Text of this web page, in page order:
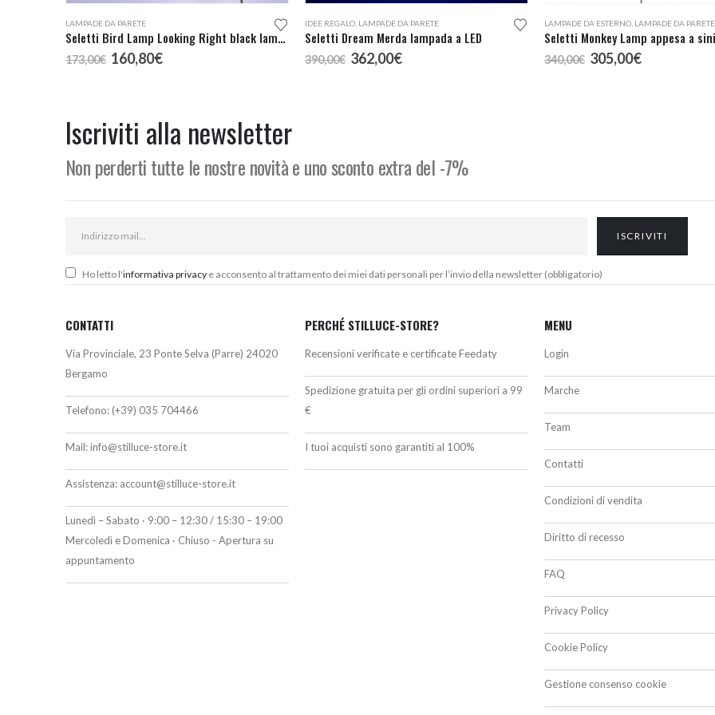
LAMPADE DA PARETE
Seletti Bird Lamp Looking Right black lampada da parete
173,00€ Il
prezzo
160,80€Il
IDEE REGALO LAMPADE DA PARETE
Seletti Dream Merda lampada a LED
390,00€ Il
prezzo
362,00€Il
LAMPADE DA ESTERNO LAMPADE DA PARETE
340,00€ Il
prezzo
305,00€Il
Iscriviti alla newsletter
Non perderti tutte le nostre novità e uno sconto extra del -7%
Ho letto l'informativa privacy e acconsento al trattamento dei miei dati personali per l’invio della newsletter (obbligatorio)
CONTATTI
Via Provinciale, 23 Ponte Selva (Parre) 24020
Bergamo
Telefono: (+39) 035 704466
Mail:info@stilluce-store.it
Assistenza: account@stilluce-store.it
Lunedì – Sabato · 9:00 – 12:30 / 15:30 – 19:00
Mercoledì e Domenica · Chiuso - Apertura su
appuntamento
PERCHÉ STILLUCE-STORE?
Recensioni verificate e certificate Feedaty
Spedizione gratuita per gli ordini superiori a 99
€
I tuoi acquisti sono garantiti al 100%
MENU
Login
Marche
Team
Contatti
Condizioni di vendita
Diritto di recesso
FAQ
Privacy Policy
Cookie Policy
Gestione consenso cookie